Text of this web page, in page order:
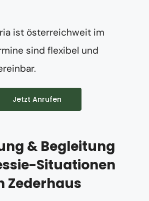
ist österreichweit im
sind flexibel und
Jetzt Anrufen
& Begleitung
Situationen
Zederhaus